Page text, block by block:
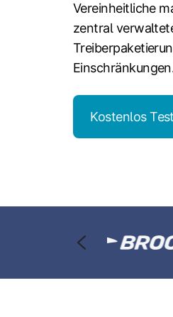
Vereinheitliche
zentral
Kostenlos